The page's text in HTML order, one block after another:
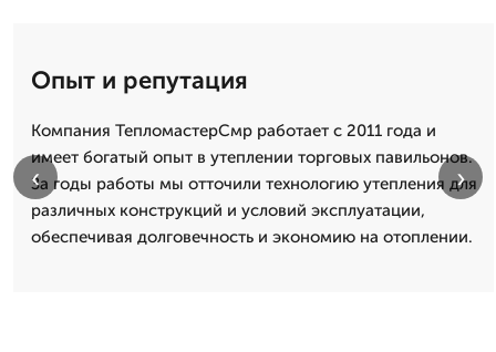
Опыт и репутация
Компания ТепломастерСмр работает с 2011 года и
имеет богатый опыт в утеплении торговых павильонов.
За годы работы мы отточили технологию утепления для
различных конструкций и условий эксплуатации,
обеспечивая долговечность и экономию на отоплении.
‹ ›